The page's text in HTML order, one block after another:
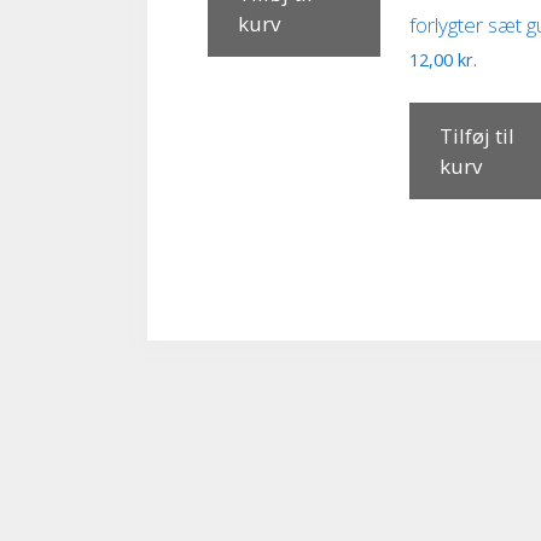
kurv
forlygter sæt
12,00kr.
Tilføj til
kurv